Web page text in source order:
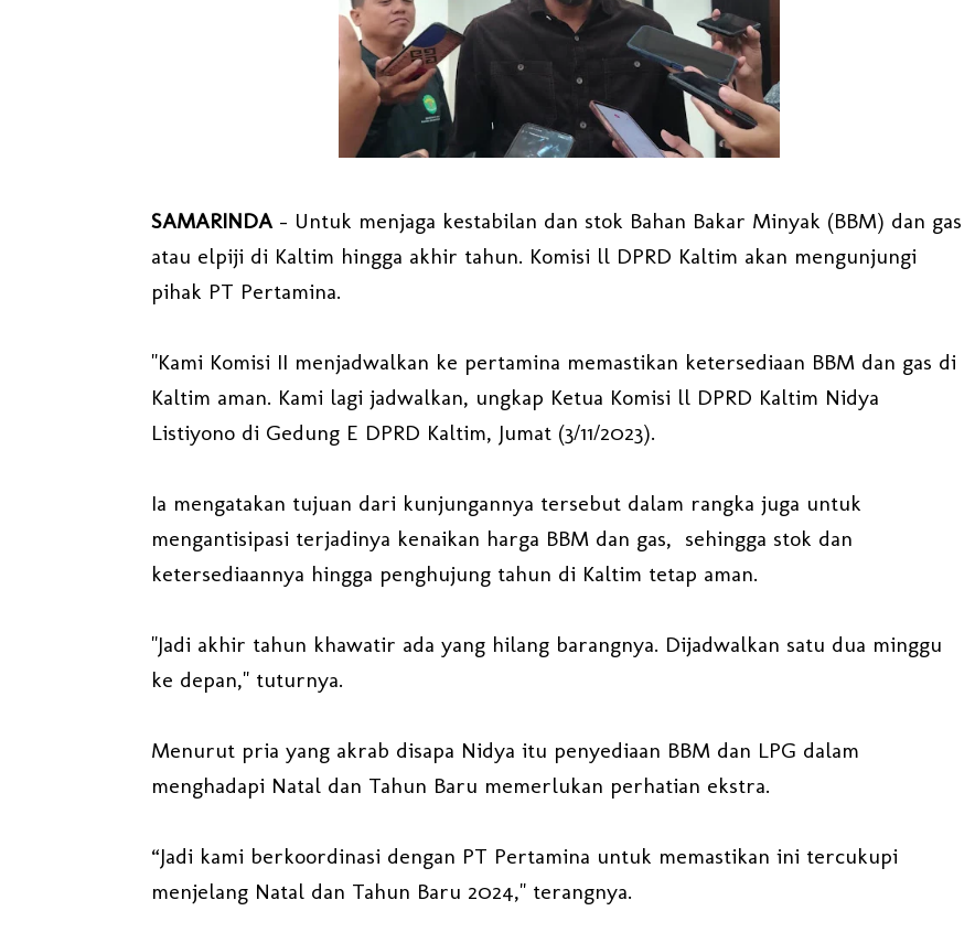
SAMARINDA- Untuk menjaga kestabilan dan stok Bahan Bakar Minyak (BBM) dan gas
atau elpiji di Kaltim hingga akhir tahun. Komisi ll DPRD Kaltim akan mengunjungi
pihak PT Pertamina.
"Kami Komisi II menjadwalkan ke pertamina memastikan ketersediaan BBM dan gas di
Kaltim aman. Kami lagi jadwalkan, ungkap Ketua Komisi ll DPRD Kaltim Nidya
Listiyono di Gedung E DPRD Kaltim, Jumat (3/11/2023).
Ia mengatakan tujuan dari kunjungannya tersebut dalam rangka juga untuk
mengantisipasi terjadinya kenaikan harga BBM dan gas, sehingga stok dan
ketersediaannya hingga penghujung tahun di Kaltim tetap aman.
"Jadi akhir tahun khawatir ada yang hilang barangnya. Dijadwalkan satu dua minggu
ke depan," tuturnya.
Menurut pria yang akrab disapa Nidya itu penyediaan BBM dan LPG dalam
menghadapi Natal dan Tahun Baru memerlukan perhatian ekstra.
“Jadi kami berkoordinasi dengan PT Pertamina untuk memastikan ini tercukupi
menjelang Natal dan Tahun Baru 2024," terangnya.